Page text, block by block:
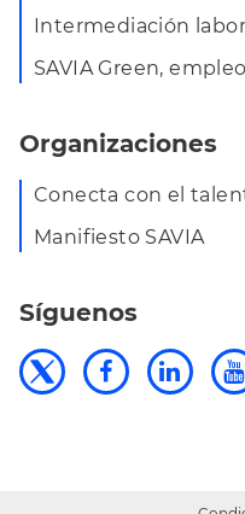
Intermediación
SAVIA Green,
Organizaciones
Conecta con el
Manifiesto SAVIA
Síguenos